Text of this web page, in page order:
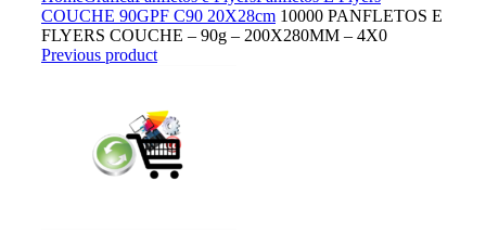
COUCHE 90GPF C90 20X28cm 10000 PANFLETOS E
FLYERS COUCHE – 90g – 200X280MM – 4X0
Previous product